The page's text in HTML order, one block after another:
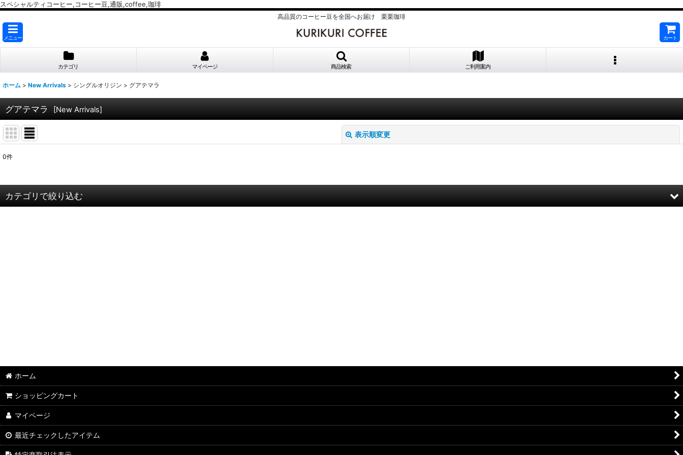
スペシャルティコーヒー,コーヒー豆,通販,coffee,珈琲
高品質のコーヒー豆を全国へお届け 栗栗珈琲
メニュー カート
カテゴリ マイページ 商品検索 ご利用案内
ホーム > New Arrivals > シングルオリジン > グアテマラ
グアテマラ [New Arrivals]
表示順変更
並び順 :
0件
カテゴリで絞り込む
ホーム
ショッピングカート
マイページ
最近チェックしたアイテム